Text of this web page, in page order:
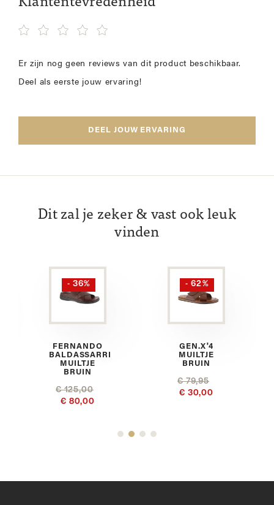
Er zijn nog geen reviews van dit product beschikbaar.
Deel als eerste jouw ervaring!
DEEL JOUW ERVARING
Dit zal je zeker & vast ook leuk
vinden
- 36%
FERNANDO
BALDASSARRI
MUILTJE
BRUIN
€ 125,00
€ 80,00
- 62%
GEN.X'4
MUILTJE
BRUIN
€ 79,95
€ 30,00